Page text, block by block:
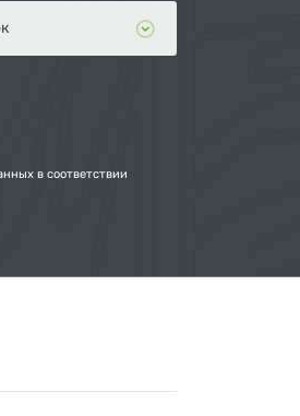
в соответствии